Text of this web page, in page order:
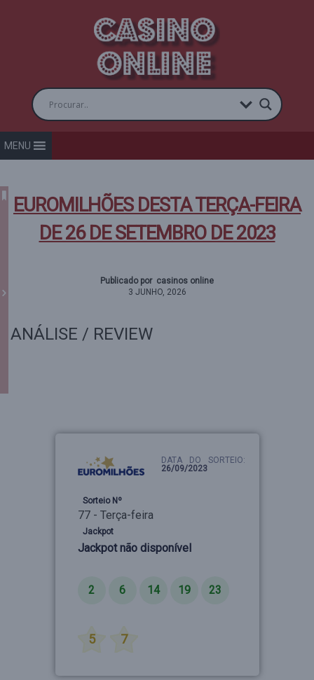
MENU
EUROMILHÕES DESTA TERÇA-FEIRA
DE 26 DE SETEMBRO DE 2023
Publicado por casinos online
3 JUNHO, 2026
ANÁLISE / REVIEW
DATA DO SORTEIO:
26/09/2023
Sorteio Nº
77 - Terça-feira
Jackpot
Jackpot não disponível
2 6 14 19 23
5 7